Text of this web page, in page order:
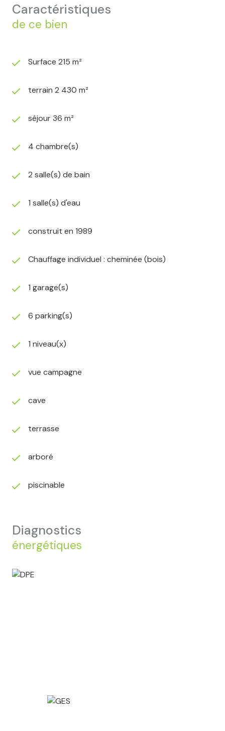
caractéristiques
de ce bien
Surface 215 m²
terrain 2 430 m²
séjour 36 m²
4 chambre(s)
2 salle(s) de bain
1 salle(s) d'eau
construit en 1989
Chauffage individuel : cheminée (bois)
1 garage(s)
6 parking(s)
1 niveau(x)
vue campagne
cave
terrasse
arboré
piscinable
diagnostics
énergétiques